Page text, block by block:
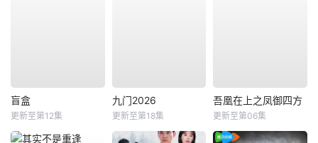
盲盒
更新至第12集
九门2026
更新至第18集
吾凰在上之凤御四方
更新至第06集